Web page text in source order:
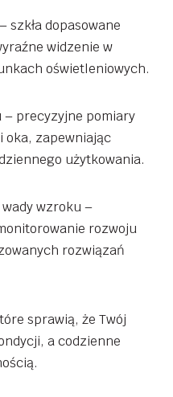
szkła dopasowane
widzenie w
oświetleniowych.
– precyzyjne pomiary
oka, zapewniając
użytkowania.
wzroku –
rozwoju
rozwiązań
sprawią, że Twój
a codzienne